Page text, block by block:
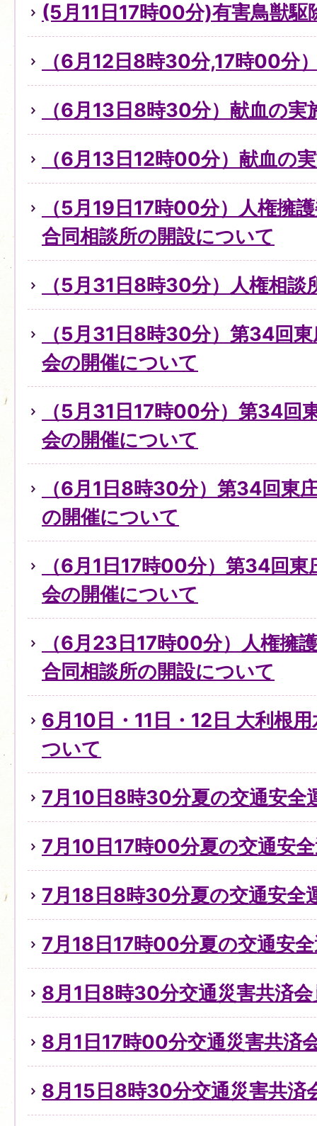
(5月11日17時00分)有害鳥獣駆
（6月12日8時30分,17時00分
（6月13日8時30分）献血の実
（6月13日12時00分）献血の
（5月19日17時00分）人権擁
合同相談所の開設について
（5月31日8時30分）人権相
（5月31日8時30分）第34回
会の開催について
（5月31日17時00分）第34回
会の開催について
（6月1日8時30分）第34回東
の開催について
（6月1日17時00分）第34回
会の開催について
（6月23日17時00分）人権擁
合同相談所の開設について
6月10日・11日・12日 大利根
ついて
7月10日8時30分夏の交通安全
7月10日17時00分夏の交通安
7月18日8時30分夏の交通安全
7月18日17時00分夏の交通安
8月1日8時30分交通災害共済
8月1日17時00分交通災害共済
8月15日8時30分交通災害共済